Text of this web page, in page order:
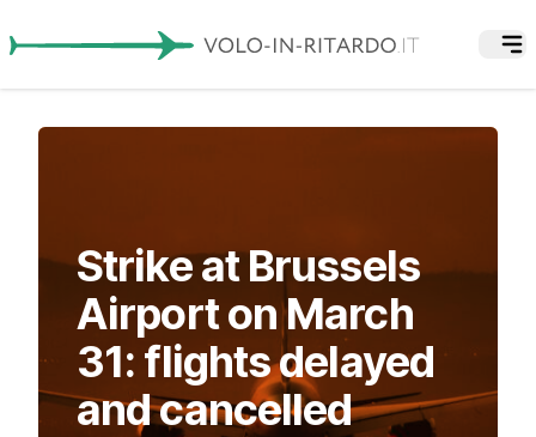
Strike at Brussels
Airport on March
31: flights delayed
and cancelled